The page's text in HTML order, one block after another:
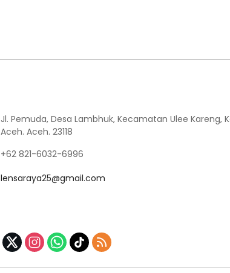
Jl. Pemuda, Desa Lambhuk, Kecamatan Ulee Kareng,
Aceh. Aceh. 23118
+62 821-6032-6996
lensaraya25@gmail.com